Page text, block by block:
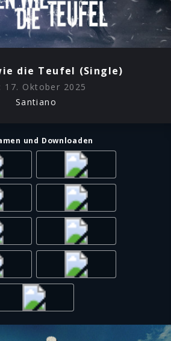
Gemeinschaft, Lebensfreude und
nach Freiheit.
die Teufel (Single)
17. Oktober 2025
Santiano
und Downloaden